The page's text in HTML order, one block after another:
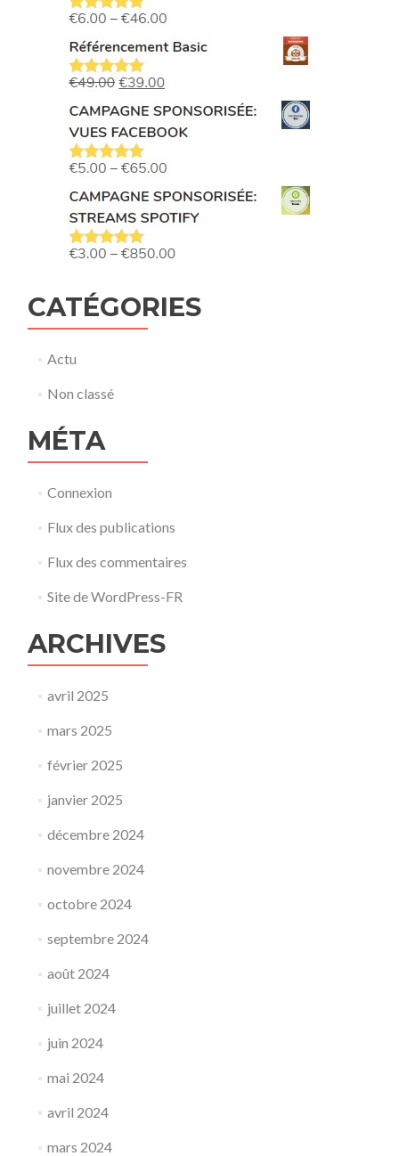
CATÉGORIES
Actu
Non classé
MÉTA
Connexion
Flux des publications
Flux des commentaires
Site de WordPress-FR
ARCHIVES
avril 2025
mars 2025
février 2025
janvier 2025
décembre 2024
novembre 2024
octobre 2024
septembre 2024
août 2024
juillet 2024
juin 2024
mai 2024
avril 2024
mars 2024